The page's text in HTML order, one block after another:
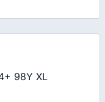
98Y XL